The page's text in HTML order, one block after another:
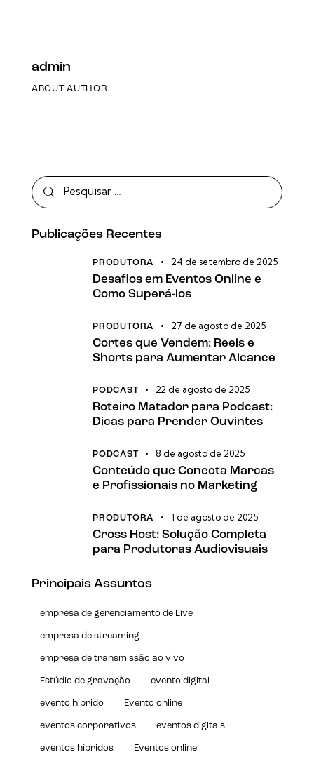
admin
ABOUT AUTHOR
Publicações Recentes
PRODUTORA 24 de setembro de 2025
Desafios em Eventos Online e
Como Superá-los
PRODUTORA 27 de agosto de 2025
Cortes que Vendem: Reels e
Shorts para Aumentar Alcance
PODCAST 22 de agosto de 2025
Roteiro Matador para Podcast:
Dicas para Prender Ouvintes
PODCAST 8 de agosto de 2025
Conteúdo que Conecta Marcas
e Profissionais no Marketing
PRODUTORA 1 de agosto de 2025
Cross Host: Solução Completa
para Produtoras Audiovisuais
Principais Assuntos
empresa de gerenciamento de Live
empresa de streaming
empresa de transmissão ao vivo
Estúdio de gravação evento digital
evento híbrido Evento online
eventos corporativos eventos digitais
eventos híbridos Eventos online